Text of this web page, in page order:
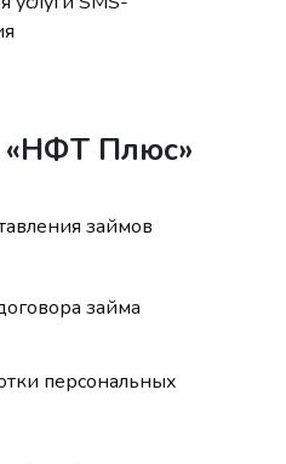
Плюс»
займов
займа
персональных